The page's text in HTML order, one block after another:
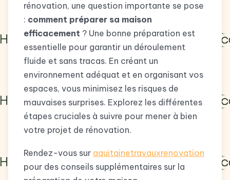
rénovation, une question importante se pose
: comment préparer sa maison
efficacement ? Une bonne préparation est
essentielle pour garantir un déroulement
fluide et sans tracas. En créant un
environnement adéquat et en organisant vos
espaces, vous minimisez les risques de
mauvaises surprises. Explorez les différentes
étapes cruciales à suivre pour mener à bien
votre projet de rénovation.
Rendez-vous sur aquitainetravauxrenovation
pour des conseils supplémentaires sur la